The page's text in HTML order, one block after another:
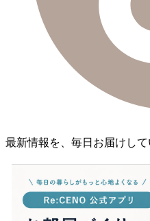
最新情報を、毎日お届けして